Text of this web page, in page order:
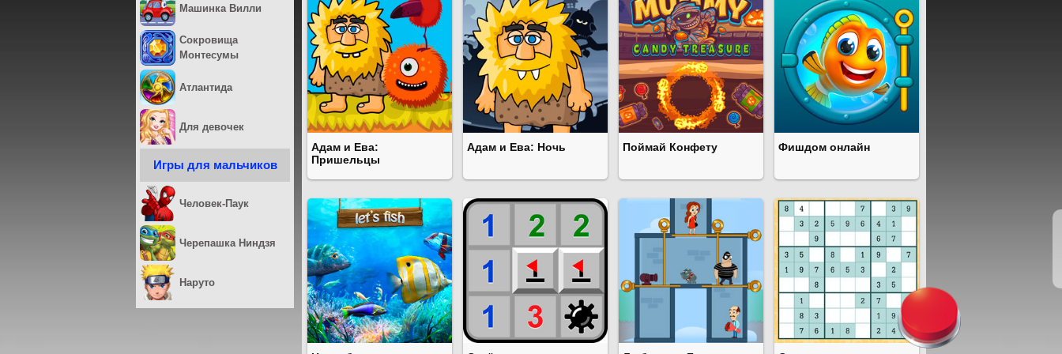
Адам и Ева:
Пришельцы
Адам и Ева: Ночь Поймай Конфету Фишдом онлайн
Машинка Вилли
Сокровища
Монтесумы
Атлантида
Для девочек
Игры для мальчиков
Человек-Паук
Черепашка Ниндзя
Наруто